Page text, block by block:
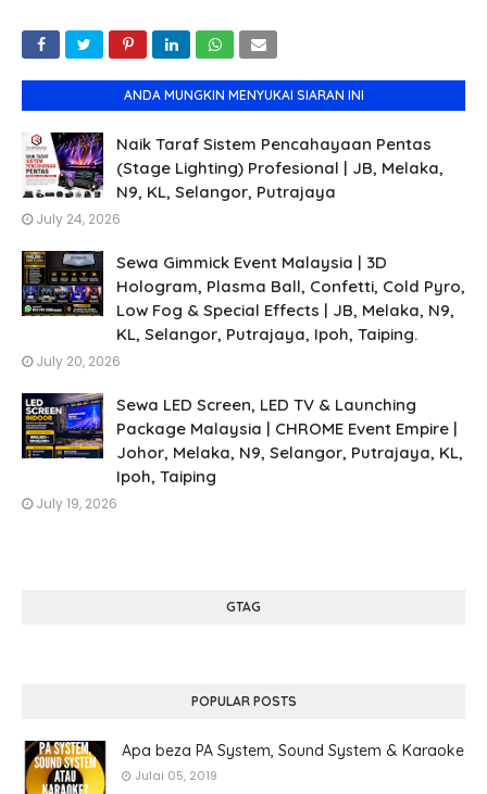
ANDA MUNGKIN MENYUKAI SIARAN INI
Naik Taraf Sistem Pencahayaan Pentas
(Stage Lighting) Profesional | JB, Melaka,
N9, KL, Selangor, Putrajaya
July 24, 2026
Sewa Gimmick Event Malaysia | 3D
Hologram, Plasma Ball, Confetti, Cold Pyro,
Low Fog & Special Effects | JB, Melaka, N9,
KL, Selangor, Putrajaya, Ipoh, Taiping.
July 20, 2026
Sewa LED Screen, LED TV & Launching
Package Malaysia | CHROME Event Empire |
Johor, Melaka, N9, Selangor, Putrajaya, KL,
Ipoh, Taiping
July 19, 2026
GTAG
POPULAR POSTS
Apa beza PA System, Sound System & Karaoke
Julai 05, 2019